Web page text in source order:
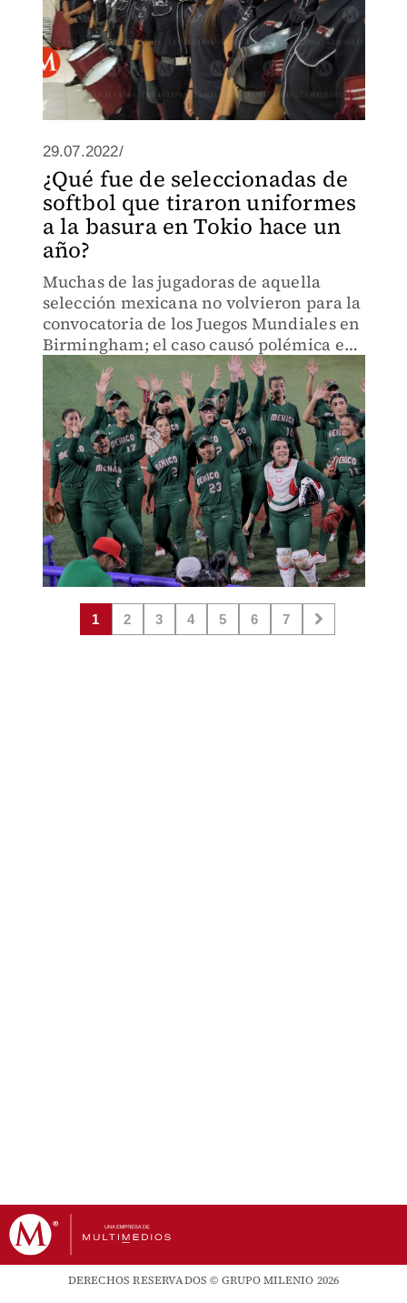
29.07.2022/
¿Qué fue de seleccionadas de
softbol que tiraron uniformes
a la basura en Tokio hace un
año?
Muchas de las jugadoras de aquella
selección mexicana no volvieron para la
convocatoria de los Juegos Mundiales en
Birmingham; el caso causó polémica en
la Villa Olímpica
1 2 3 4 5 6 7
DERECHOS RESERVADOS © GRUPO MILENIO 2026